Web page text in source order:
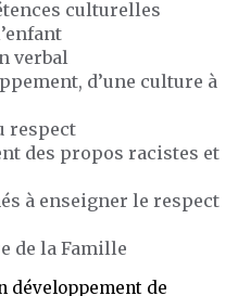
culturelles
verbal
d’une culture à
respect
des propos racistes et
à enseigner le respect
de la Famille
développement de